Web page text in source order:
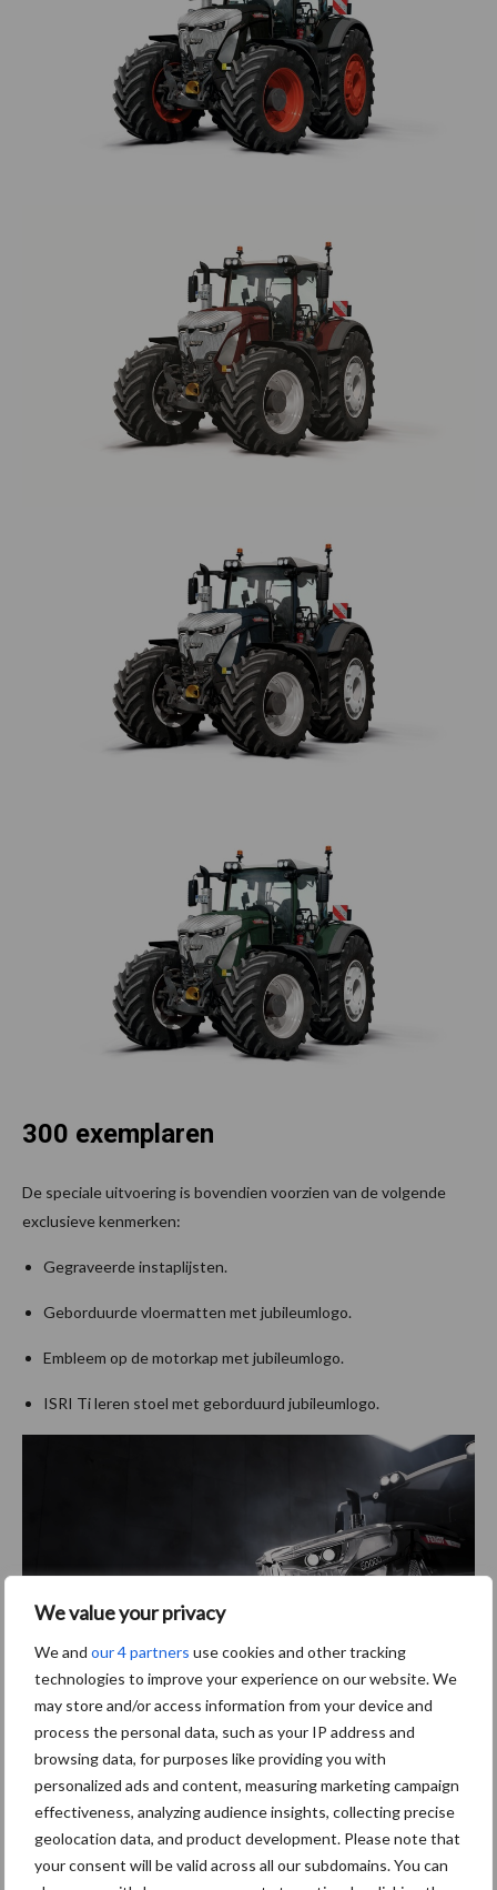
We value your privacy
We and our 4 partners use cookies and other tracking
technologies to improve your experience on our website. We
may store and/or access information from your device and
process the personal data, such as your IP address and
browsing data, for purposes like providing you with
personalized ads and content, measuring marketing campaign
effectiveness, analyzing audience insights, collecting precise
geolocation data, and product development. Please note that
your consent will be valid across all our subdomains. You can
300 exemplaren
De speciale uitvoering is bovendien voorzien van de volgende
exclusieve kenmerken:
Gegraveerde instaplijsten.
Geborduurde vloermatten met jubileumlogo.
Embleem op de motorkap met jubileumlogo.
ISRI Ti leren stoel met geborduurd jubileumlogo.
Deze jubileumuitvoering is gelimiteerd tot 300 exemplaren en is
vanaf nu te bestellen via de erkende Mechan Fendt-dealers.
Bron en beeld: Mechan
Aanbevolen voor jou!